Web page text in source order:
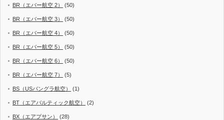
BR（エバー航空 2） (50)
BR（エバー航空 3） (50)
BR（エバー航空 4） (50)
BR（エバー航空 5） (50)
BR（エバー航空 6） (50)
BR（エバー航空 7） (5)
BS（USバングラ航空） (1)
BT（エアバルティック航空） (2)
BX（エアプサン） (28)